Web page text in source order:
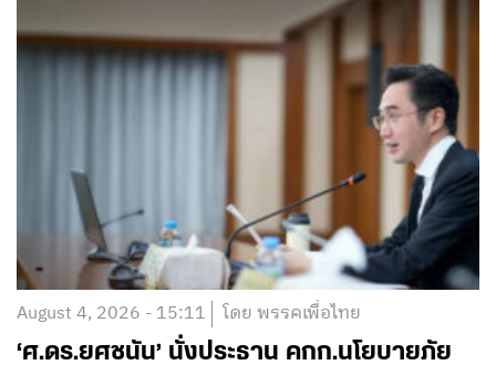
August 4, 2026 - 15:11 โดย พรรคเพื่อไทย
‘ศ.ดร.ยศชนัน’ นั่งประธาน คกก.นโยบายภัย